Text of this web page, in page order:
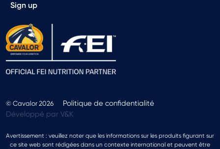
Sign up
© Cavalor 2026
Politique de confidentialité
Développé par V&K
Avertissement : veuillez noter que les informations sur les produits figurant sur
ce site web sont rédigées dans un contexte international et peuvent être